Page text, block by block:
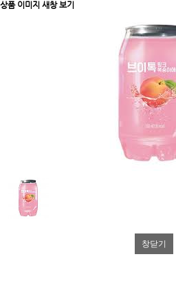
상품 이미지 새창 보기
창닫기